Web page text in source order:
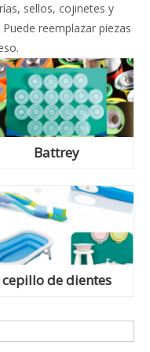
sellos, cojinetes y
reemplazar piezas
Battrey
cepillo de dientes